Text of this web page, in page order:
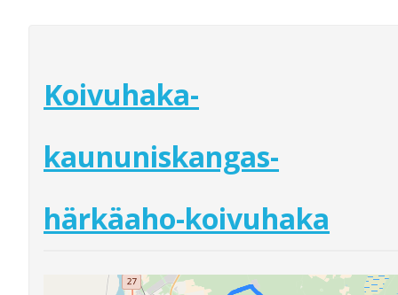
Koivuhaka-
kaununiskangas-
härkäaho-koivuhaka